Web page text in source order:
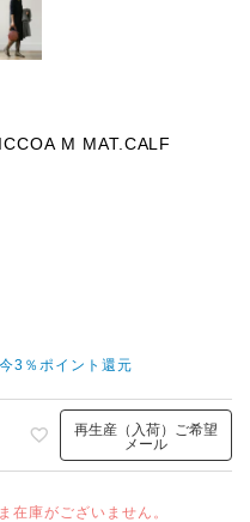
M MAT.CALF
3％ポイント還元
再生産（入荷）ご希望
メール
在庫がございません。